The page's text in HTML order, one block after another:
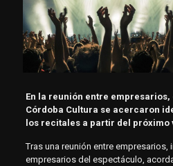
En la reunión entre empresarios,
Córdoba Cultura se acercaron
los recitales a partir del
Tras una reunión entre empresarios,
empresarios del espectáculo,